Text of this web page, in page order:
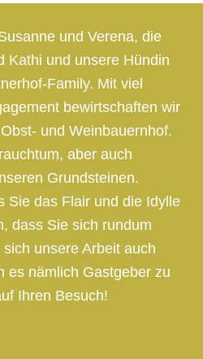
und Verena, die
Kathi und unsere Hündin
Family. Mit viel
bewirtschaften wir
und Weinbauernhof.
aber auch
Grundsteinen.
Sie das Flair und die Idylle
dass Sie sich rundum
unsere Arbeit auch
es nämlich Gastgeber zu
Ihren Besuch!